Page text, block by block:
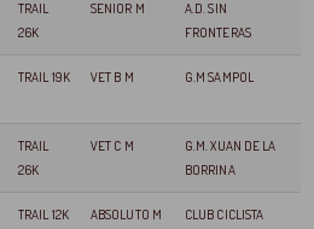
TRAIL
26K
SENIOR M
A.D. SIN
FRONTERAS
TRAIL 19K VET B M G.M SAMPOL
TRAIL
26K
VET C M
G.M. XUAN DE LA
BORRINA
TRAIL 12K ABSOLUTO M
CLUB CICLISTA